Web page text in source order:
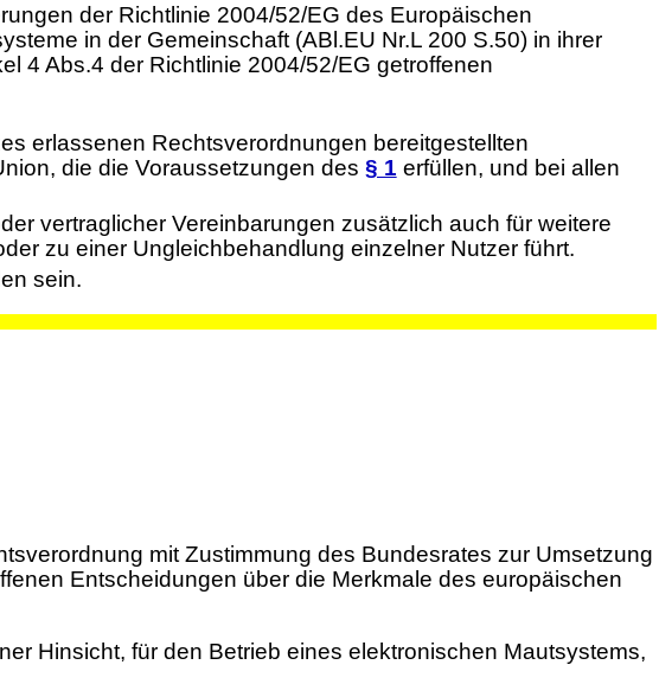
der Richtlinie 2004/52/EG des Europäischen
in der Gemeinschaft (ABl.EU Nr.L 200 S.50) in ihrer
4 Abs.4 der Richtlinie 2004/52/EG getroffenen
erlassenen Rechtsverordnungen bereitgestellten
die die Voraussetzungen des § 1 erfüllen, und bei allen
vertraglicher Vereinbarungen zusätzlich auch für weitere
zu einer Ungleichbehandlung einzelner Nutzer führt.
sein.
mit Zustimmung des Bundesrates zur Umsetzung
Entscheidungen über die Merkmale des europäischen
Hinsicht, für den Betrieb eines elektronischen Mautsystems,